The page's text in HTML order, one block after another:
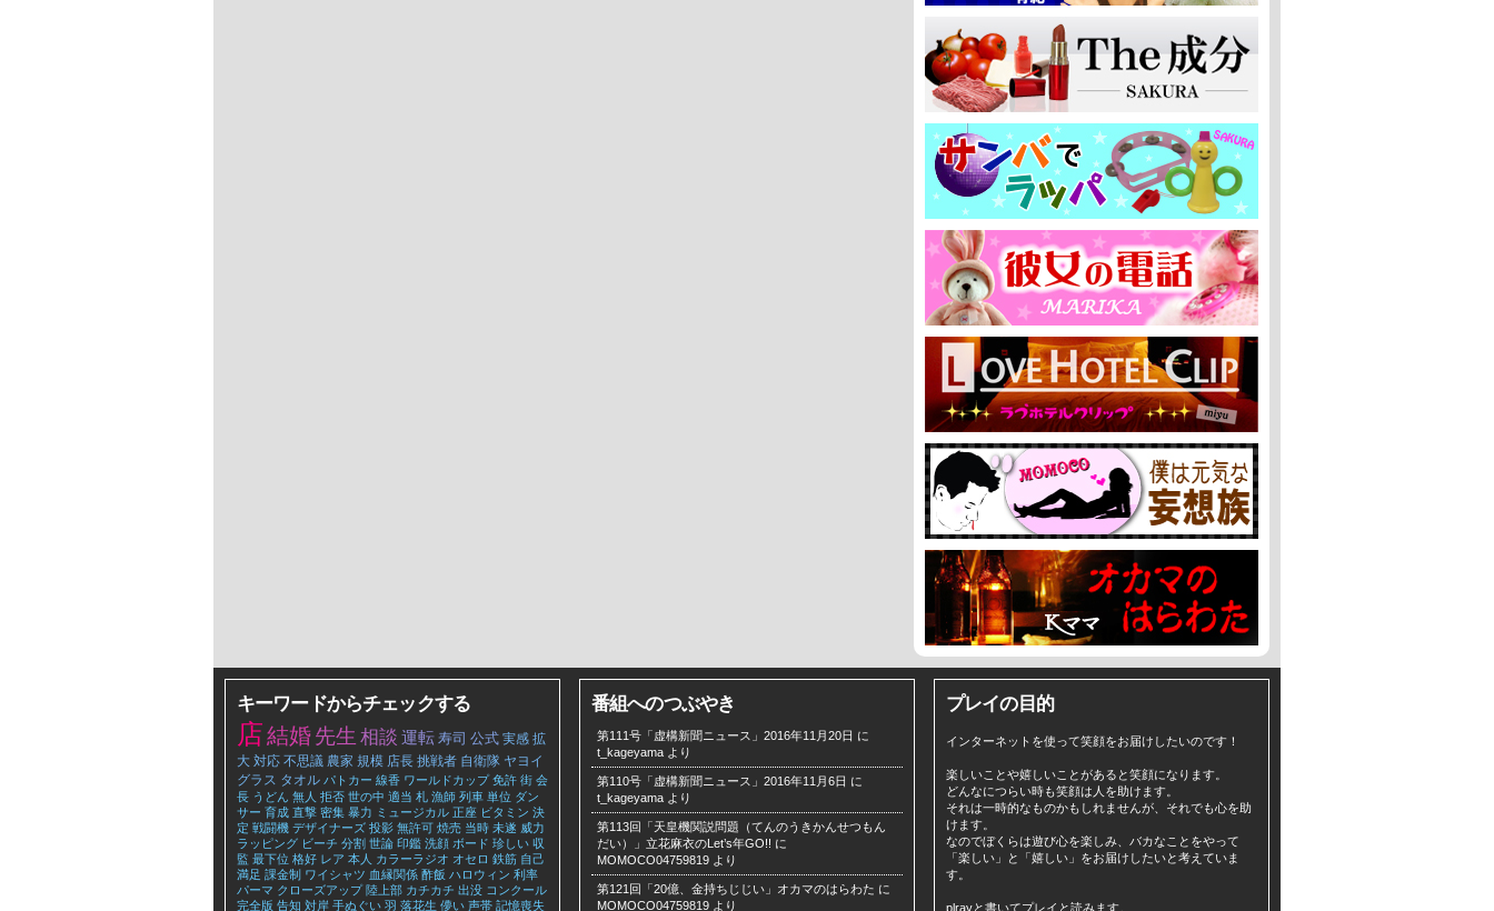
キーワードからチェックする
店結婚先生 相談 運転 寿司 公式 実感 拡
大 対応 不思議 農家 規模 店長 挑戦者 自衛隊 ヤヨイ
グラス タオル パトカー 線香 ワールドカップ 免許 街 会
長 うどん 無人 拒否 世の中 適当 札 漁師 列車 単位 ダン
サー 育成 直撃 密集 暴力 ミュージカル 正座 ビタミン 決
定 戦闘機 デザイナーズ 投影 無許可 焼売 当時 未遂 威力
ラッピング ビーチ 分割 世論 印鑑 洗顔 ボード 珍しい 収
監 最下位 格好 レア 本人 カラーラジオ オセロ 鉄筋 自己
満足 課金制 ワイシャツ 血縁関係 酢飯 ハロウィン 利率
パーマ クローズアップ 陸上部 カチカチ 出没 コンクール
完全版 告知 対岸 手ぬぐい 羽 落花生 儚い 声帯 記憶喪失
番組へのつぶやき
第111号「虚構新聞ニュース」2016年11月20日 に
t_kageyama より
第110号「虚構新聞ニュース」2016年11月6日 に
t_kageyama より
第113回「天皇機関説問題（てんのうきかんせつもん
だい）」立花麻衣のLet’s年GO!! に
MOMOCO04759819 より
第121回「20億、金持ちじじい」オカマのはらわた に
MOMOCO04759819 より
プレイの目的
インターネットを使って笑顔をお届けしたいのです！
楽しいことや嬉しいことがあると笑顔になります。
どんなにつらい時も笑顔は人を助けます。
それは一時的なものかもしれませんが、それでも心を助
けます。
なのでぼくらは遊び心を楽しみ、バカなことをやって
「楽しい」と「嬉しい」をお届けしたいと考えていま
す。
plrayと書いてプレイと読みます。